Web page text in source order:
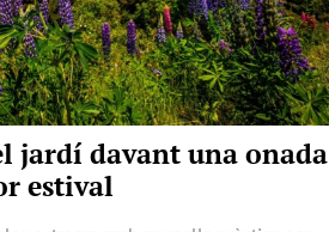
jardí davant una onada
estival